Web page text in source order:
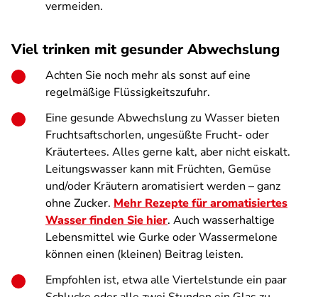
vermeiden.
Viel trinken mit gesunder Abwechslung
Achten Sie noch mehr als sonst auf eine
regelmäßige Flüssigkeitszufuhr.
Eine gesunde Abwechslung zu Wasser bieten
Fruchtsaftschorlen, ungesüßte Frucht- oder
Kräutertees. Alles gerne kalt, aber nicht eiskalt.
Leitungswasser kann mit Früchten, Gemüse
und/oder Kräutern aromatisiert werden – ganz
ohne Zucker. Mehr Rezepte für aromatisiertes
Wasser finden Sie hier. Auch wasserhaltige
Lebensmittel wie Gurke oder Wassermelone
können einen (kleinen) Beitrag leisten.
Empfohlen ist, etwa alle Viertelstunde ein paar